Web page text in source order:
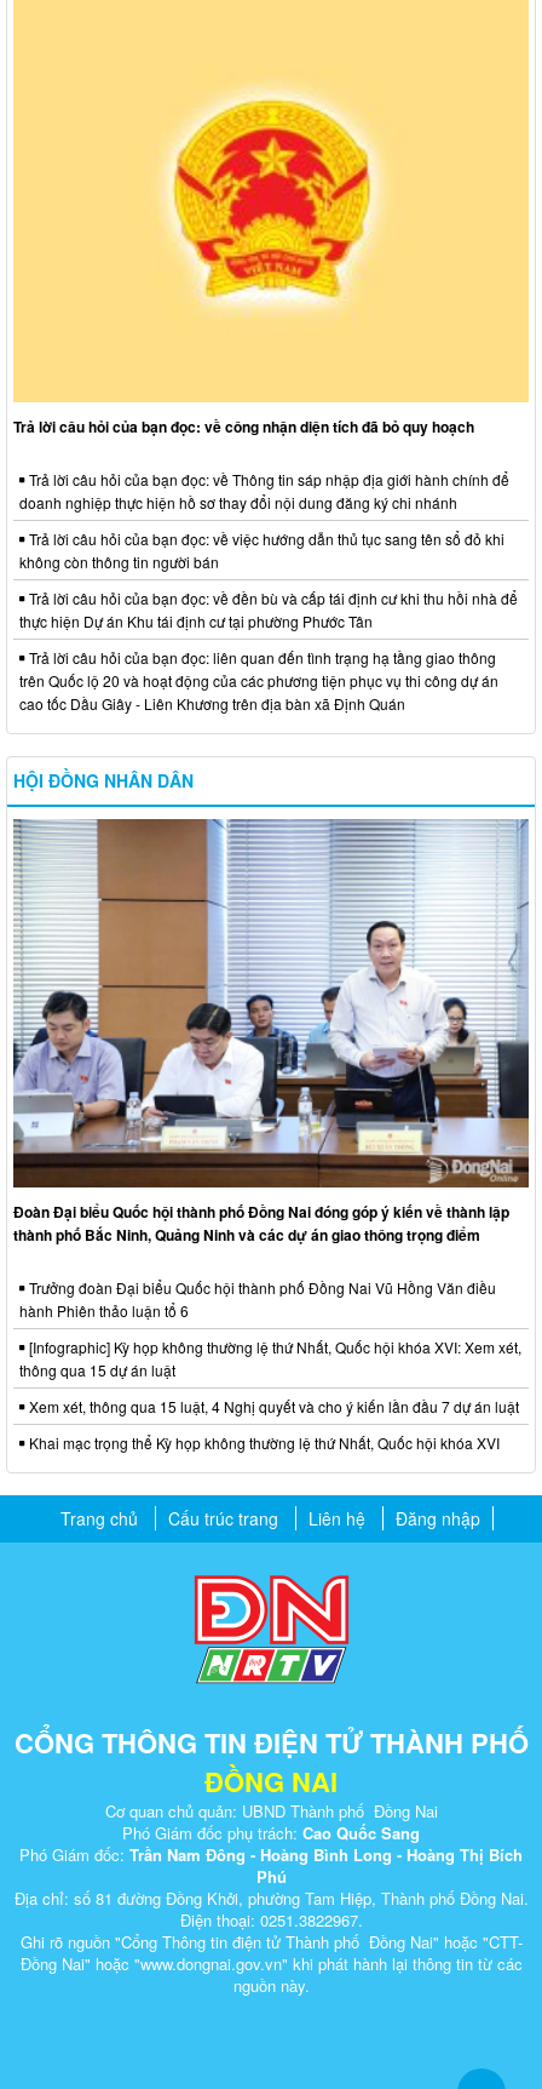
Trả lời câu hỏi của bạn đọc: về công nhận diện tích đã bỏ quy hoạch
Trả lời câu hỏi của bạn đọc: về Thông tin sáp nhập địa giới hành chính để
doanh nghiệp thực hiện hồ sơ thay đổi nội dung đăng ký chi nhánh
Trả lời câu hỏi của bạn đọc: về việc hướng dẫn thủ tục sang tên sổ đỏ khi
không còn thông tin người bán
Trả lời câu hỏi của bạn đọc: về đền bù và cấp tái định cư khi thu hồi nhà để
thực hiện Dự án Khu tái định cư tại phường Phước Tân
Trả lời câu hỏi của bạn đọc: liên quan đến tình trạng hạ tầng giao thông
trên Quốc lộ 20 và hoạt động của các phương tiện phục vụ thi công dự án
cao tốc Dầu Giây - Liên Khương trên địa bàn xã Định Quán
HỘI ĐỒNG NHÂN DÂN
Đoàn Đại biểu Quốc hội thành phố Đồng Nai đóng góp ý kiến về thành lập
thành phố Bắc Ninh, Quảng Ninh và các dự án giao thông trọng điểm
Trưởng đoàn Đại biểu Quốc hội thành phố Đồng Nai Vũ Hồng Văn điều
hành Phiên thảo luận tổ 6
[Infographic] Kỳ họp không thường lệ thứ Nhất, Quốc hội khóa XVI: Xem xét,
thông qua 15 dự án luật
Xem xét, thông qua 15 luật, 4 Nghị quyết và cho ý kiến lần đầu 7 dự án luật
Khai mạc trọng thể Kỳ họp không thường lệ thứ Nhất, Quốc hội khóa XVI
Trang chủ Cấu trúc trang Liên hệ Đăng nhập
CỔNG THÔNG TIN ĐIỆN TỬ THÀNH PHỐ
ĐỒNG NAI
Cơ quan chủ quản: UBND Thành phố Đồng Nai
Phó Giám đốc phụ trách: Cao Quốc Sang
Phó Giám đốc: Trần Nam Đông - Hoàng Bình Long - Hoàng Thị Bích
Phú
Địa chỉ: số 81 đường Đồng Khởi, phường Tam Hiệp, Thành phố Đồng Nai.
Điện thoại: 0251.3822967.
Ghi rõ nguồn "Cổng Thông tin điện tử Thành phố Đồng Nai" hoặc "CTT-
Đồng Nai" hoặc "www.dongnai.g​ov.vn" khi ​phát hành lại thông tin từ các
nguồn này.​